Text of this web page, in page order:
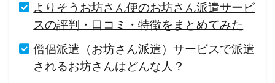
よりそうお坊さん便のお坊さん派遣サービ
スの評判・口コミ・特徴をまとめてみた
僧侶派遣（お坊さん派遣）サービスで派遣
されるお坊さんはどんな人？